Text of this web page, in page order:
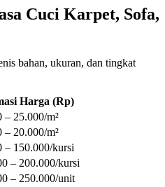
Cuci Karpet, Sofa,
bahan, ukuran, dan tingkat
Harga (Rp)
– 25.000/m²
– 20.000/m²
– 150.000/kursi
– 200.000/kursi
– 250.000/unit